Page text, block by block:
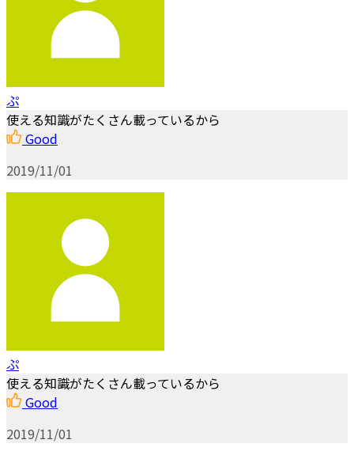
ぷ
使える知識がたくさん載っているから
Good
2019/11/01
ぷ
使える知識がたくさん載っているから
Good
2019/11/01